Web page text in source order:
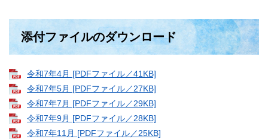
添付ファイルのダウンロード
令和7年4月 [PDFファイル／41KB]
令和7年5月 [PDFファイル／27KB]
令和7年7月 [PDFファイル／29KB]
令和7年9月 [PDFファイル／28KB]
令和7年11月 [PDFファイル／25KB]